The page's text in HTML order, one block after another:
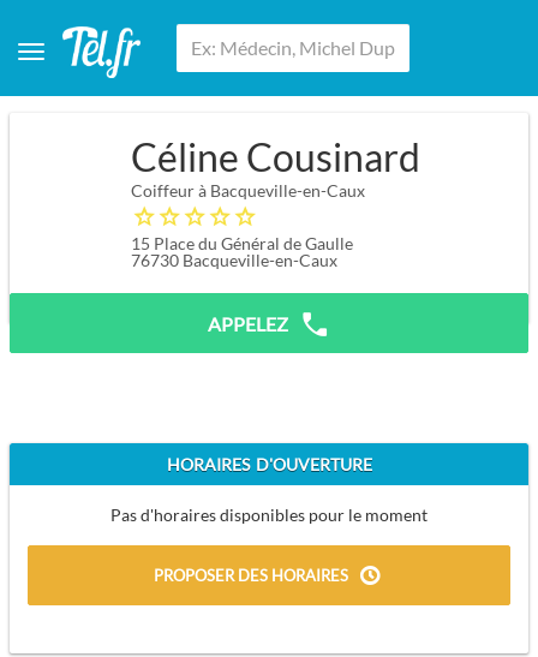
Céline Cousinard
Coiffeur à Bacqueville-en-Caux
15 Place du Général de Gaulle
76730 Bacqueville-en-Caux
APPELEZ
HORAIRES D'OUVERTURE
Pas d'horaires disponibles pour le moment
PROPOSER DES HORAIRES